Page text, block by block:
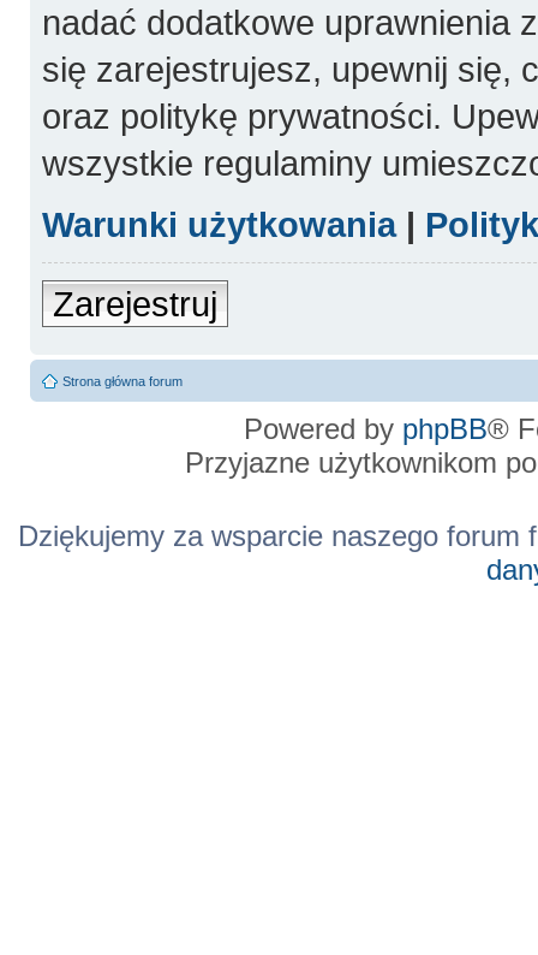
nadać dodatkowe uprawnienia
się zarejestrujesz, upewnij się,
oraz politykę prywatności.
wszystkie regulaminy
Warunki użytkowania|
Zarejestruj
Strona główna forum
Powered by phpBB®
Przyjazne użytkownikom
Dziękujemy za wsparcie naszego